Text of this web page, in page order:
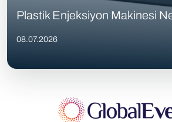
Plastik Enjeksiyon Makinesi
08.07.2026